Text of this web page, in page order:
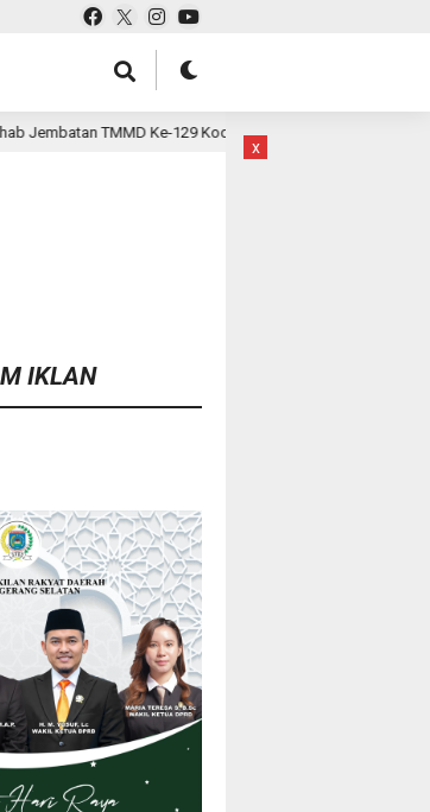
1807/Sorsel Hampir Rampung, Perkuat Akses dan
IKLAN
x